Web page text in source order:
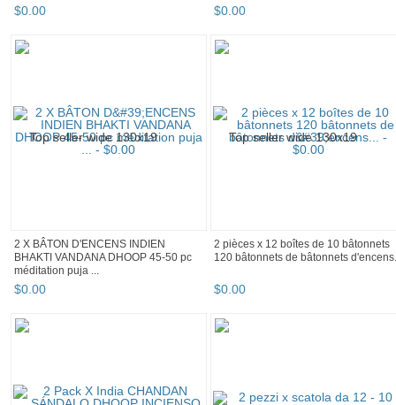
$0.00 $0.00
2 X BÂTON D'ENCENS INDIEN
BHAKTI VANDANA DHOOP 45-50 pc
méditation puja ...
$0.00
2 pièces x 12 boîtes de 10 bâtonnets
120 bâtonnets de bâtonnets
$0.00